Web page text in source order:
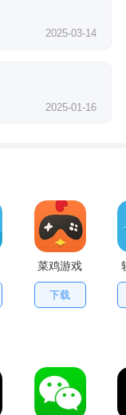
2025-03-14
2025-01-16
菜鸡游戏
不用排队
版
下载